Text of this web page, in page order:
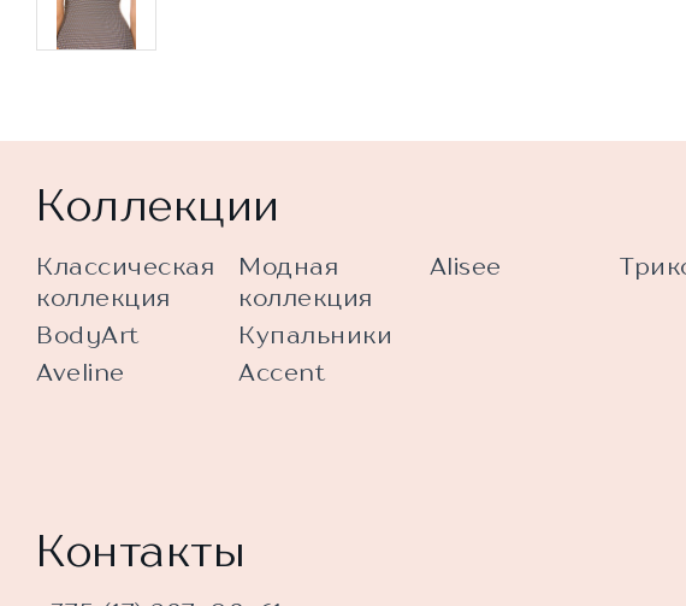
Коллекции
Классическая
коллекция
BodyArt
Aveline
Модная
коллекция
Купальники
Accent
Alisee
Контакты